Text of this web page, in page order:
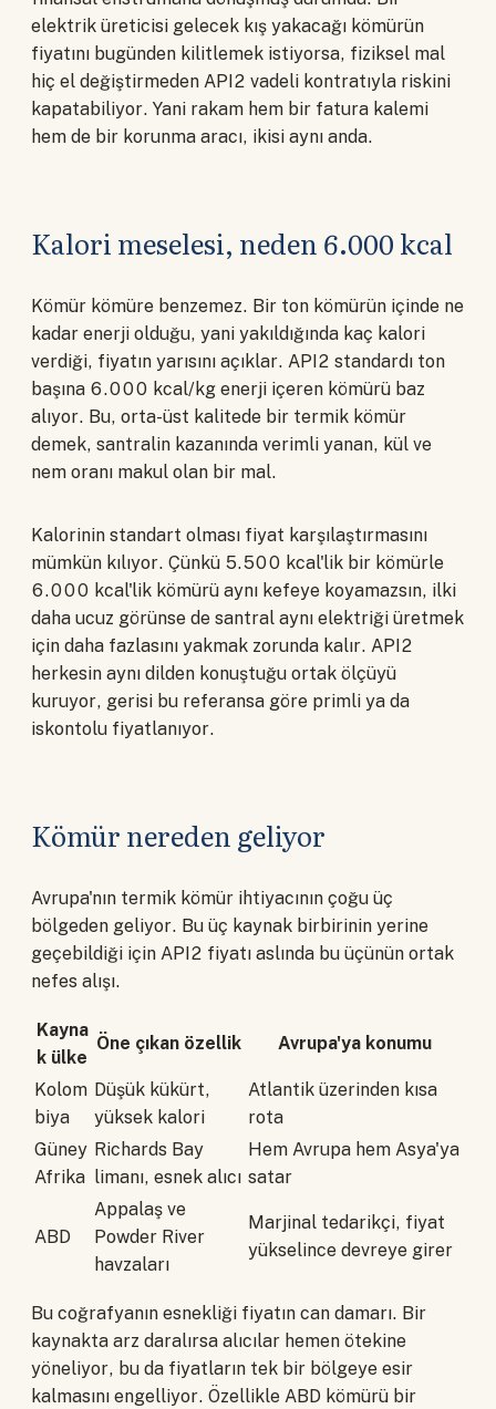
elektrik üreticisi gelecek kış yakacağı kömürün
fiyatını bugünden kilitlemek istiyorsa, fiziksel mal
hiç el değiştirmeden API2 vadeli kontratıyla riskini
kapatabiliyor. Yani rakam hem bir fatura kalemi
hem de bir korunma aracı, ikisi aynı anda.
Kalori meselesi, neden 6.000 kcal
Kömür kömüre benzemez. Bir ton kömürün içinde ne
kadar enerji olduğu, yani yakıldığında kaç kalori
verdiği, fiyatın yarısını açıklar. API2 standardı ton
başına 6.000 kcal/kg enerji içeren kömürü baz
alıyor. Bu, orta-üst kalitede bir termik kömür
demek, santralin kazanında verimli yanan, kül ve
nem oranı makul olan bir mal.
Kalorinin standart olması fiyat karşılaştırmasını
mümkün kılıyor. Çünkü 5.500 kcal'lik bir kömürle
6.000 kcal'lik kömürü aynı kefeye koyamazsın, ilki
daha ucuz görünse de santral aynı elektriği üretmek
için daha fazlasını yakmak zorunda kalır. API2
herkesin aynı dilden konuştuğu ortak ölçüyü
kuruyor, gerisi bu referansa göre primli ya da
iskontolu fiyatlanıyor.
Kömür nereden geliyor
Avrupa'nın termik kömür ihtiyacının çoğu üç
bölgeden geliyor. Bu üç kaynak birbirinin yerine
geçebildiği için API2 fiyatı aslında bu üçünün ortak
nefes alışı.
Kayna
k ülke
Öne çıkan özellik Avrupa'ya konumu
Kolom
biya
Düşük kükürt,
yüksek kalori
Atlantik üzerinden kısa
rota
Güney
Afrika
Richards Bay
limanı, esnek alıcı
Hem Avrupa hem Asya'ya
satar
ABD
Appalaş ve
Powder River
havzaları
Marjinal tedarikçi, fiyat
yükselince devreye girer
Bu coğrafyanın esnekliği fiyatın can damarı. Bir
kaynakta arz daralırsa alıcılar hemen ötekine
yöneliyor, bu da fiyatların tek bir bölgeye esir
kalmasını engelliyor. Özellikle ABD kömürü bir